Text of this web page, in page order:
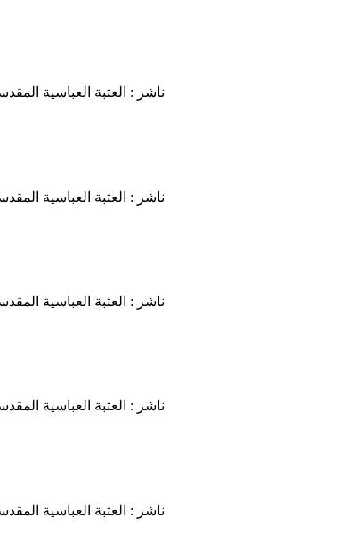
ناشر : العتبة العباسية
ناشر : العتبة العباسية
ناشر : العتبة العباسية
ناشر : العتبة العباسية
ناشر : العتبة العباسية